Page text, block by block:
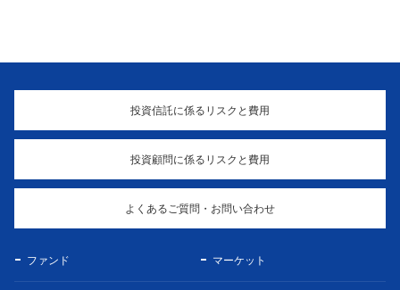
投資信託に係るリスクと費用
投資顧問に係るリスクと費用
よくあるご質問・お問い合わせ
ファンド マーケット